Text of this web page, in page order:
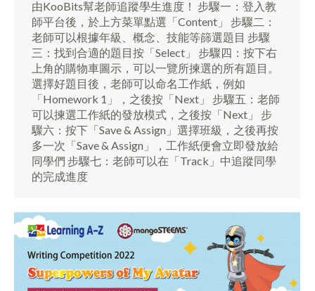
由KooBits幫老師追蹤學生進度！ 步驟一：登入教
師平台後，於上方菜單點選「Content」 步驟二：
老師可以根據年級、概念、技能等篩選題目 步驟
三：找到合適的題目按「Select」 步驟四：按下右
上角的購物車圖示，可以一覽所揀選的所有題目。
選擇好題目後，老師可以命名工作紙，例如
「Homework 1」，之後按「Next」 步驟五：老師
可以揀選工作紙的發放模式，之後按「Next」 步
驟六：按下「Save & Assign」選擇班級，之後再按
多一次「Save & Assign」，工作紙便會立即發放給
同學們 步驟七：老師可以在「Track」中追蹤同學
的完成進度